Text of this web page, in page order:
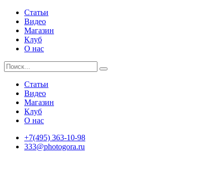
Статьи
Видео
Магазин
Клуб
О нас
Статьи
Видео
Магазин
Клуб
О нас
+7(495) 363-10-98
333@photogora.ru